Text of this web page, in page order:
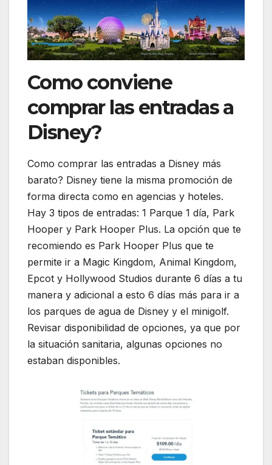
Como conviene
comprar las entradas a
Disney?
Como comprar las entradas a Disney más
barato? Disney tiene la misma promoción de
forma directa como en agencias y hoteles.
Hay 3 tipos de entradas: 1 Parque 1 día, Park
Hooper y Park Hooper Plus. La opción que te
recomiendo es Park Hooper Plus que te
permite ir a Magic Kingdom, Animal Kingdom,
Epcot y Hollywood Studios durante 6 días a tu
manera y adicional a esto 6 días más para ir a
los parques de agua de Disney y el minigolf.
Revisar disponibilidad de opciones, ya que por
la situación sanitaria, algunas opciones no
estaban disponibles.